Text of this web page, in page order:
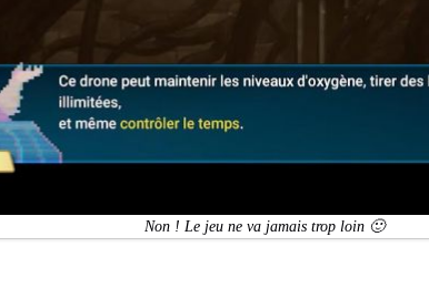
Non ! Le jeu ne va jamais trop loin 🙂